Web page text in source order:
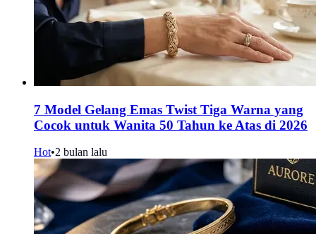
7 Model Gelang Emas Twist Tiga Warna yang
Cocok untuk Wanita 50 Tahun ke Atas di 2026
Hot•2 bulan lalu